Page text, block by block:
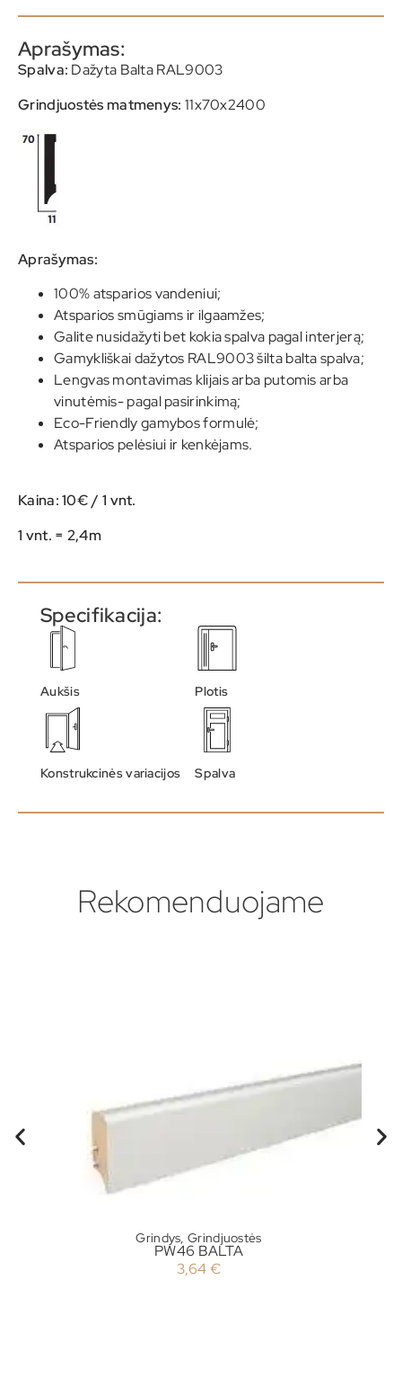
Aprašymas:
Spalva: Dažyta Balta RAL9003
Grindjuostės matmenys: 11x70x2400
Aprašymas:
100% atsparios vandeniui;
Atsparios smūgiams ir ilgaamžes;
Galite nusidažyti bet kokia spalva pagal interjerą;
Gamykliškai dažytos RAL9003 šilta balta spalva;
Lengvas montavimas klijais arba putomis arba
vinutėmis- pagal pasirinkimą;
Eco-Friendly gamybos formulė;
Atsparios pelėsiui ir kenkėjams.
Kaina: 10€ / 1 vnt.
1 vnt. = 2,4m
Specifikacija:
Aukšis Plotis
Konstrukcinės variacijos Spalva
Rekomenduojame
Grindys,Grindjuostės
PW46 BALTA
3,64€